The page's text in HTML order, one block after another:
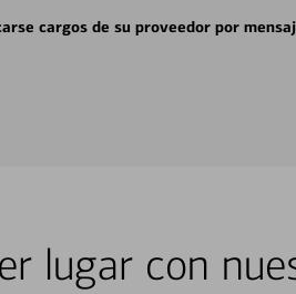
cargos de su proveedor por
lugar con